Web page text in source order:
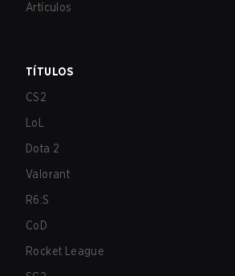
Artículos
TÍTULOS
CS2
LoL
Dota 2
Valorant
R6:S
CoD
Rocket League